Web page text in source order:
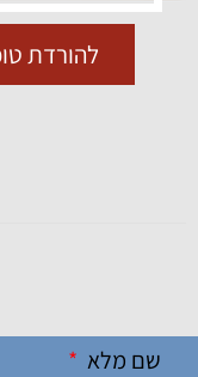
להורדת
שם מלא